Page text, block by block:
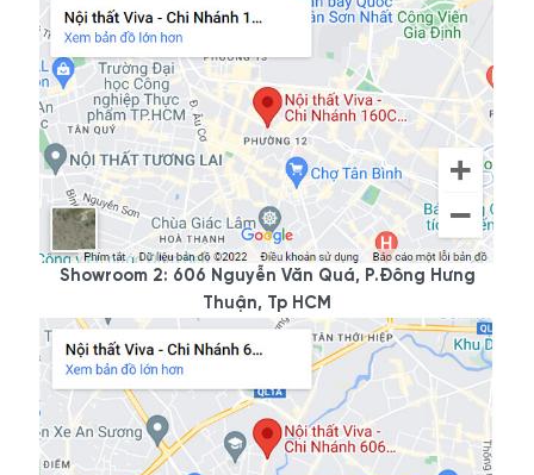
Showroom 2: 606 Nguyễn Văn Quá, P.Đông Hưng
Thuận, Tp HCM